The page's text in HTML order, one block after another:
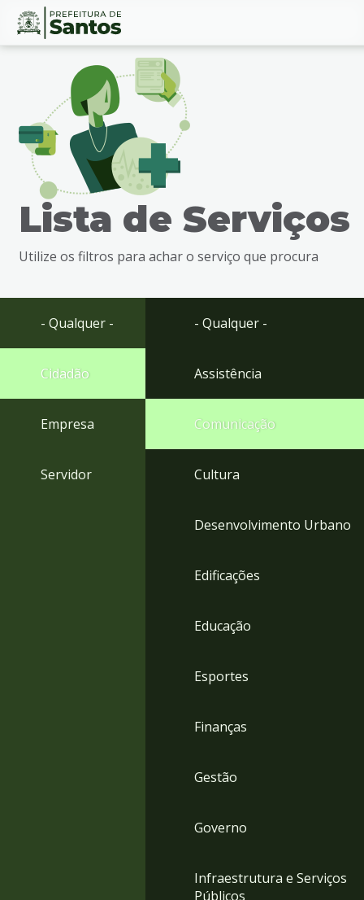
Ir
busca
Ir
rodapé
Conteúdo
Lista de Serviços
Utilize os filtros para achar o serviço que procura
- Qualquer -
Cidadão
Empresa
Servidor
- Qualquer -
Assistência
Comunicação
Cultura
Desenvolvimento Urbano
Edificações
Educação
Esportes
Finanças
Gestão
Governo
Infraestrutura e Serviços
Públicos